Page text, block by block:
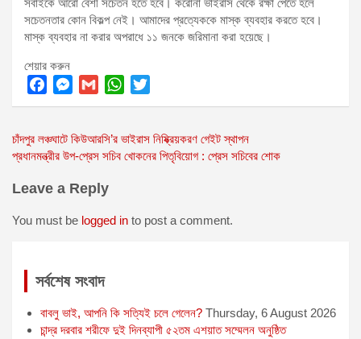
সবাইকে আরো বেশী সচেতন হতে হবে। করোনা ভাইরাস থেকে রক্ষা পেতে হলে
সচেতনতার কোন বিকল্প নেই। আমাদের প্রত্যেককে মাস্ক ব্যবহার করতে হবে।
মাস্ক ব্যবহার না করার অপরাধে ১১ জনকে জরিমানা করা হয়েছে।
শেয়ার করুন
F
c
e
o
M
s
s
g
G
a
i
W
a
t
A
p
T
i
t
r
Post
navigation
চাঁদপুর লঞ্চঘাটে কিউআরসি’র ভাইরাস নিষ্ক্রিয়করণ গেইট স্থাপন
প্রধানমন্ত্রীর উপ-প্রেস সচিব খোকনের পিতৃবিয়োগ : প্রেস সচিবের শোক
Leave a Reply
You must be logged in to post a comment.
সর্বশেষ সংবাদ
বাবলু ভাই, আপনি কি সত্যিই চলে গেলেন? Thursday, 6 August 2026
চান্দ্র দরবার শরীফে দুই দিনব্যাপী ৫২তম এশয়াত সম্মেলন অনুষ্ঠিত